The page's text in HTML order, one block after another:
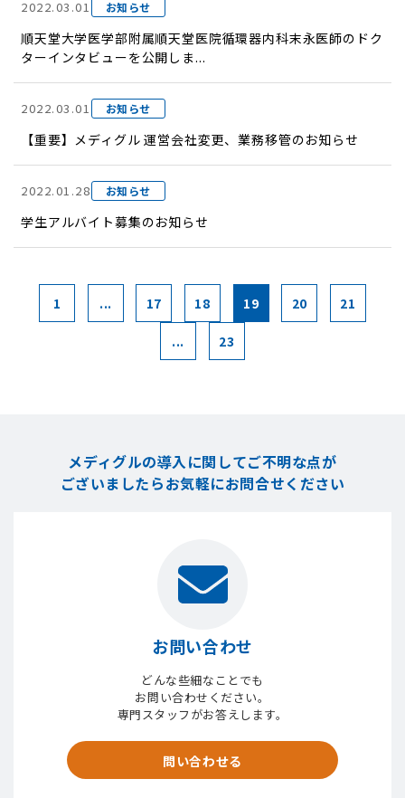
2022.03.01 お知らせ
順天堂大学医学部附属順天堂医院循環器内科末永医師のドク
ターインタビューを公開しま...
2022.03.01 お知らせ
【重要】メディグル 運営会社変更、業務移管のお知らせ
2022.01.28 お知らせ
学生アルバイト募集のお知らせ
1 ... 17 18 19 20 21
... 23
メディグルの導入に関してご不明な点が
ございましたらお気軽にお問合せください
お問い合わせ
どんな些細なことでも
お問い合わせください。
専門スタッフがお答えします。
問い合わせる